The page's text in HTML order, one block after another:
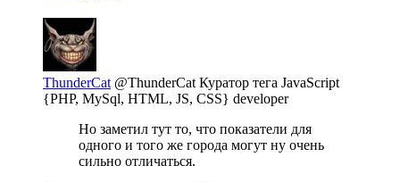
ThunderCat @ThunderCat Куратор тега JavaScript
{PHP, MySql, HTML, JS, CSS} developer
Но заметил тут то, что показатели для
одного и того же города могут ну очень
сильно отличаться.